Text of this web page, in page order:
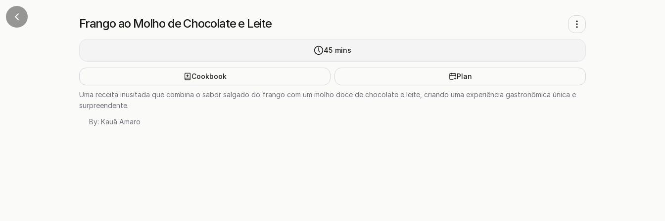
Frango ao Molho de Chocolate e Leite
45 mins
Cookbook Plan
Uma receita inusitada que combina o sabor salgado do frango com um molho doce de chocolate e leite, criando uma experiência gastronômica única e
surpreendente.
By: Kauã Amaro